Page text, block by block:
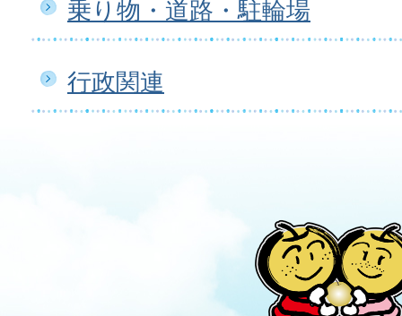
乗り物・道路・駐輪場
行政関連